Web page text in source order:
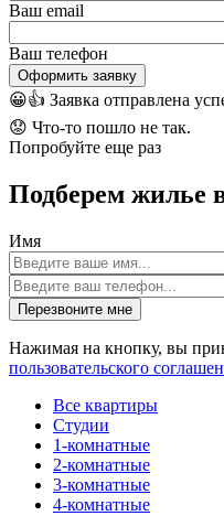
Ваш email
Ваш телефон
Оформить заявку
😀👍 Заявка отправлена
😟 Что-то пошло не так.
Попробуйте еще раз
Подберем жилье
Имя
Перезвоните мне
Нажимая на кнопку, вы
пользовательского
Все квартиры
Студии
1-комнатные
2-комнатные
3-комнатные
4-комнатные